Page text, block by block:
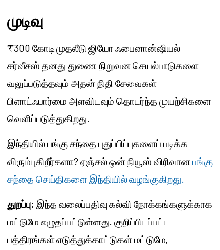
முடிவு
₹300 கோடி முதலீடு ஜியோ ஃபைனான்ஷியல்
சர்வீசஸ் தனது துணை நிறுவன செயல்பாடுகளை
வலுப்படுத்தவும் அதன் நிதி சேவைகள்
பிளாட்ஃபார்மை அளவிடவும் தொடர்ந்த முயற்சிகளை
வெளிப்படுத்துகிறது.
இந்தியில் பங்கு சந்தை புதுப்பிப்புகளைப் படிக்க
விரும்புகிறீர்களா? ஏஞ்சல் ஒன் நியூஸ் விரிவானபங்கு
சந்தை செய்திகளை இந்தியில் வழங்குகிறது.
துறப்பு: இந்த வலைப்பதிவு கல்வி நோக்கங்களுக்காக
மட்டுமே எழுதப்பட்டுள்ளது. குறிப்பிடப்பட்ட
பத்திரங்கள் எடுத்துக்காட்டுகள் மட்டுமே,